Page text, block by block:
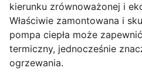
kierunku zrównoważonej i
Właściwie zamontowana i
pompa ciepła może
termiczny, jednocześnie
ogrzewania.